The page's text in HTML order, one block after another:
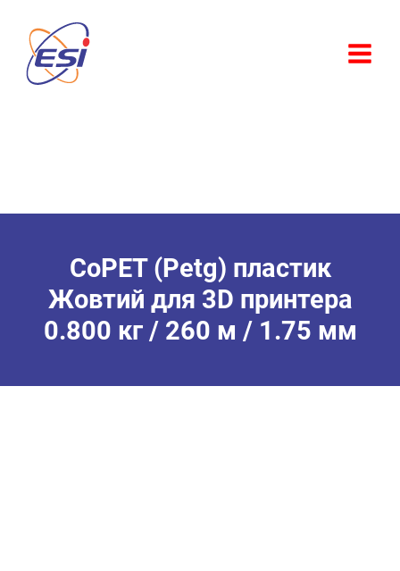
вмісту
CoPET (Petg) пластик
Жовтий для 3D принтера
0.800 кг / 260 м / 1.75 мм
Розпродаж!